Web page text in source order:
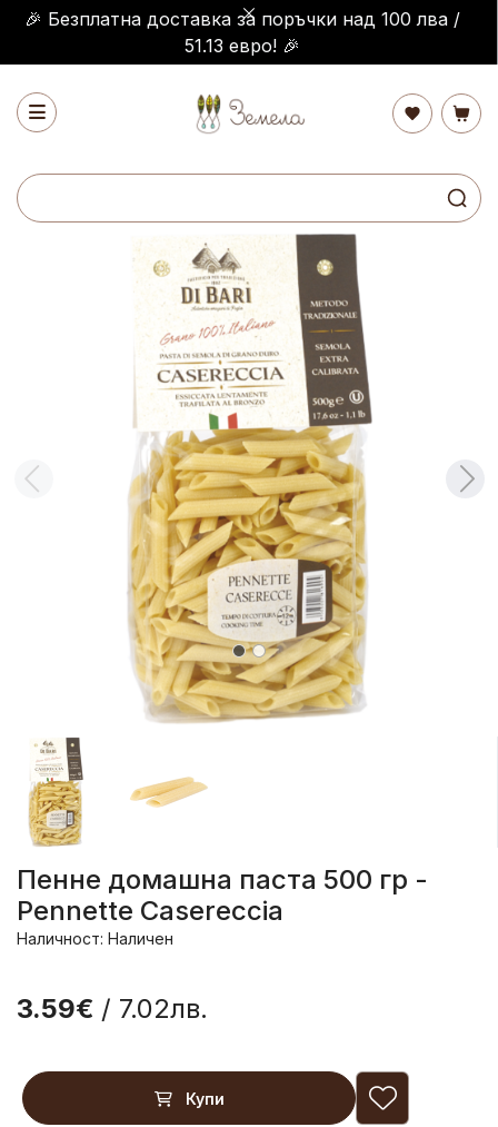
🎉 Безплатна доставка за поръчки над 100 лва /
51.13 евро! 🎉
Пенне домашна паста 500 гр -
Pennette Casereccia
Наличност: Наличен
3.59€ / 7.02лв.
Купи